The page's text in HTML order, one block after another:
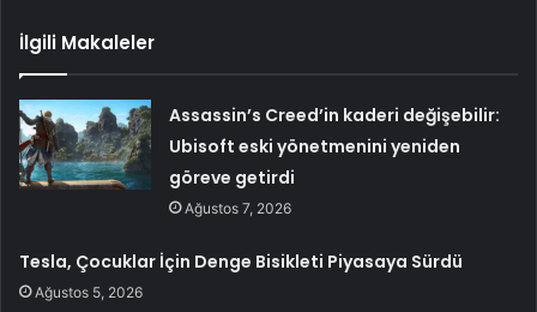
İlgili Makaleler
Assassin’s Creed’in kaderi değişebilir:
Ubisoft eski yönetmenini yeniden
göreve getirdi
Ağustos 7, 2026
Tesla, Çocuklar İçin Denge Bisikleti Piyasaya Sürdü
Ağustos 5, 2026